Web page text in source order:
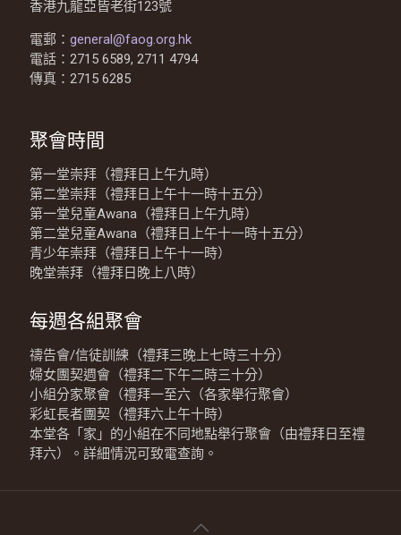
香港九龍亞皆老街123號
電郵： general@faog.org.hk
電話：2715 6589, 2711 4794
傳真：2715 6285
聚會時間
第一堂崇拜（禮拜日上午九時）
第二堂崇拜（禮拜日上午十一時十五分）
第一堂兒童Awana（禮拜日上午九時）
第二堂兒童Awana（禮拜日上午十一時十五分）
青少年崇拜（禮拜日上午十一時）
晚堂崇拜（禮拜日晚上八時）
每週各組聚會
禱告會/信徒訓練（禮拜三晚上七時三十分）
婦女團契週會（禮拜二下午二時三十分）
小組分家聚會（禮拜一至六（各家舉行聚會）
彩虹長者團契（禮拜六上午十時）
本堂各「家」的小組在不同地點舉行聚會（由禮拜日至禮
拜六）。詳細情況可致電查詢。